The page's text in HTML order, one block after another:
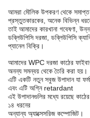
আমরা মৌলিক উপকরণ থেকে সমাপ্ত
প্রস্তুতকারকের, অনেক বিভিন্ন
তাই আমাদের কারখানা গবেষণা,
ডব্লিউপিসি দরজা, ডব্লিউপিসি
প্যানেল বিক্রি।
আমাদের WPC দরজা কাঠের
অনন্য সমন্বয় থেকে তৈরি করা হয়।
এটি একটি নতুন সবুজ উপাদান যা
এবং এটি অগ্নি retardant
এই উপাদানগুলির মধ্যে রয়েছে
১৪ ধরনের
অন্যান্য অ্যাক্সেসরিজ কম্পোজিট।